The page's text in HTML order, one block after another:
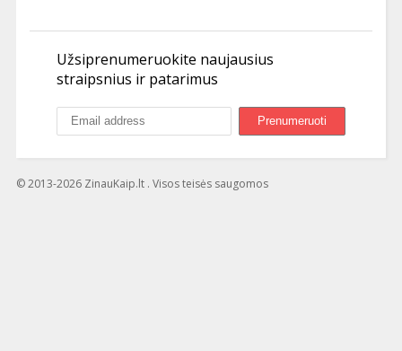
Užsiprenumeruokite naujausius
straipsnius ir patarimus
© 2013-2026 ZinauKaip.lt . Visos teisės saugomos